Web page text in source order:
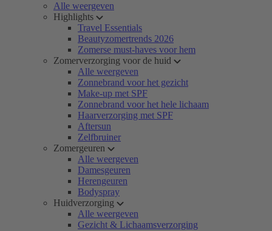
Alle weergeven
Highlights
Travel Essentials
Beautyzomertrends 2026
Zomerse must-haves voor hem
Zomerverzorging voor de huid
Alle weergeven
Zonnebrand voor het gezicht
Make-up met SPF
Zonnebrand voor het hele lichaam
Haarverzorging met SPF
Aftersun
Zelfbruiner
Zomergeuren
Alle weergeven
Damesgeuren
Herengeuren
Bodyspray
Huidverzorging
Alle weergeven
Gezicht & Lichaamsverzorging